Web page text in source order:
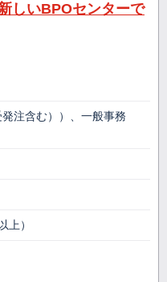
しいBPOセンターで
注含む））、一般事務
上）